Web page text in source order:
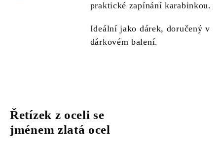
praktické zapínání karabinkou.
Ideální jako dárek, doručený v
dárkovém balení.
Řetízek z oceli se
jménem zlatá ocel